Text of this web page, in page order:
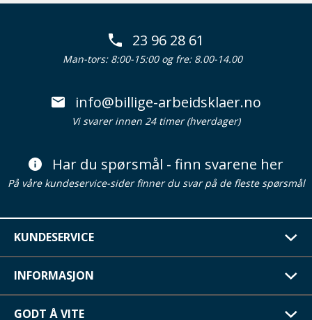
23 96 28 61
Man-tors: 8:00-15:00 og fre: 8.00-14.00
info@billige-arbeidsklaer.no
Vi svarer innen 24 timer (hverdager)
Har du spørsmål - finn svarene her
På våre kundeservice-sider finner du svar på de fleste spørsmål
KUNDESERVICE
INFORMASJON
GODT Å VITE